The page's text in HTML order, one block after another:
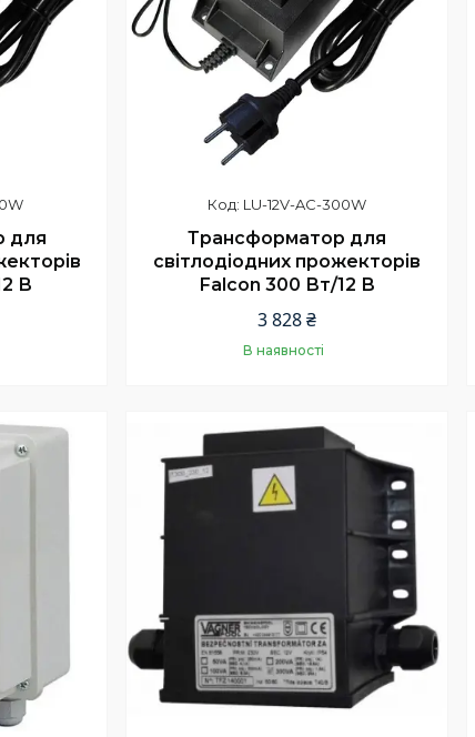
для
В
LU-12V-AC-300W
Трансформатор для
світлодіодних прожекторів
Falcon 300 Вт/12 В
3 828 ₴
В наявності